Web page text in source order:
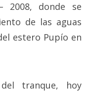
2008, donde se
de las aguas
estero Pupío en
tranque, hoy